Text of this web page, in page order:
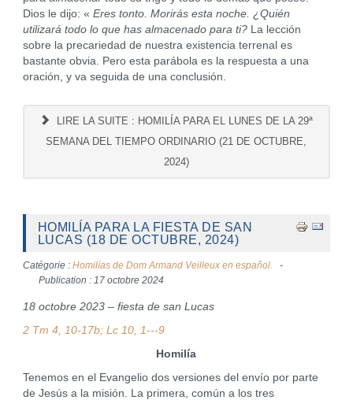
Dios le dijo: « Eres tonto. Morirás esta noche. ¿Quién
utilizará todo lo que has almacenado para ti?La lección
sobre la precariedad de nuestra existencia terrenal es
bastante obvia. Pero esta parábola es la respuesta a una
oración, y va seguida de una conclusión.
LIRE LA SUITE : HOMILÍA PARA EL LUNES DE LA 29ª
SEMANA DEL TIEMPO ORDINARIO (21 DE OCTUBRE,
2024)
HOMILÍA PARA LA FIESTA DE SAN
LUCAS (18 DE OCTUBRE, 2024)
Catégorie : Homilías de Dom Armand Veilleux en español.
Publication : 17 octobre 2024
18 octobre 2023 – fiesta de san Lucas
2 Tm 4, 10-17b; Lc 10, 1---9
Homilía
Tenemos en el Evangelio dos versiones del envío por parte
de Jesús a la misión. La primera, común a los tres